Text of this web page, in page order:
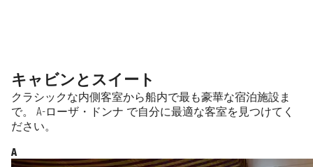
キャビンとスイート
クラシックな内側客室から船内で最も豪華な宿泊施設ま
で。 A-ローザ・ドンナ で自分に最適な客室を見つけてく
ださい。
A